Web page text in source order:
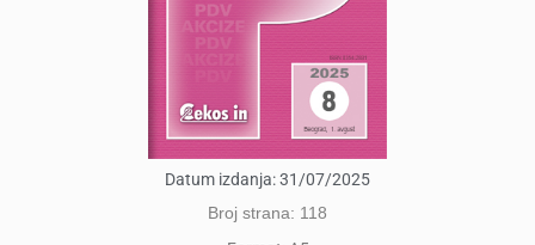
Datum izdanja:31/07/2025
Broj strana: 118